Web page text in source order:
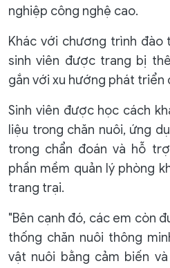
nghiệp công nghệ cao.
Khác với chương trình đào
sinh viên được trang bị
gắn với xu hướng phát triển
Sinh viên được học cách
liệu trong chăn nuôi, ứng
trong chẩn đoán và hỗ
phần mềm quản lý phòng
trang trại.
"Bên cạnh đó, các em còn
thống chăn nuôi thông
vật nuôi bằng cảm biến